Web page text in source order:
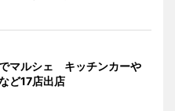
マルシェ キッチンカーや
ど17店出店